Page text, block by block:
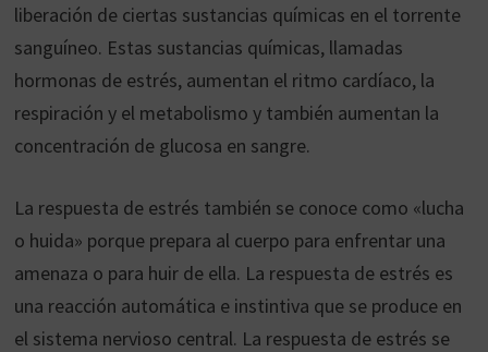
liberación de ciertas sustancias químicas en el torrente
sanguíneo. Estas sustancias químicas, llamadas
hormonas de estrés, aumentan el ritmo cardíaco, la
respiración y el metabolismo y también aumentan la
concentración de glucosa en sangre.
La respuesta de estrés también se conoce como «lucha
o huida» porque prepara al cuerpo para enfrentar una
amenaza o para huir de ella. La respuesta de estrés es
una reacción automática e instintiva que se produce en
el sistema nervioso central. La respuesta de estrés se